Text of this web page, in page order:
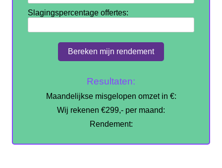
Slagingspercentage offertes:
Bereken mijn rendement
Resultaten:
Maandelijkse misgelopen omzet in €:
Wij rekenen €299,- per maand:
Rendement: